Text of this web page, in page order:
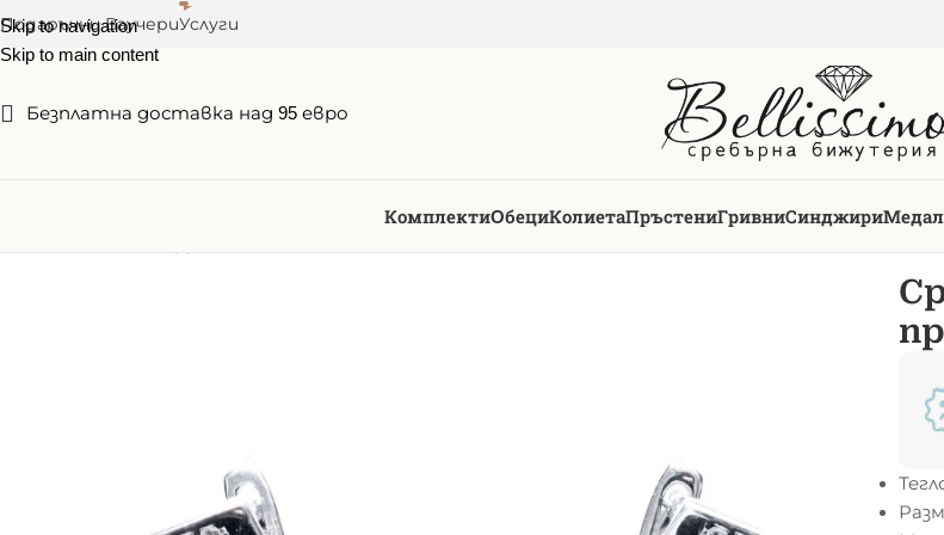
Skip to navigation
Skip to main content
Подаръчни ВаучериУслуги
Безплатна доставка над 95 евро
КомплектиOбециКолиетаПръстениГривниСинджири